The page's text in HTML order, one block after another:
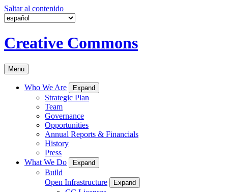
Saltar al contenido
Creative Commons
Menu
Who We Are Expand
Strategic Plan
Team
Governance
Opportunities
Annual Reports & Financials
History
Press
What We Do
Expand
Build
Open Infrastructure
Expand